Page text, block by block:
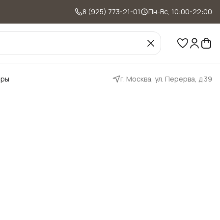
8 (925) 773-21-01 Пн-Вс, 10:00-22:00
г. Москва, ул. Перерва, д.39